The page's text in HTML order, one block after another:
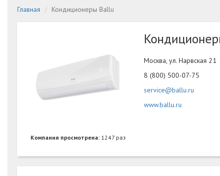
Главная Кондиционеры Ballu
Компания просмотрена: 1247 раз
Москва, ул. Нарвская 21
8 (800) 500-07-75
service@ballu.ru
www.ballu.ru